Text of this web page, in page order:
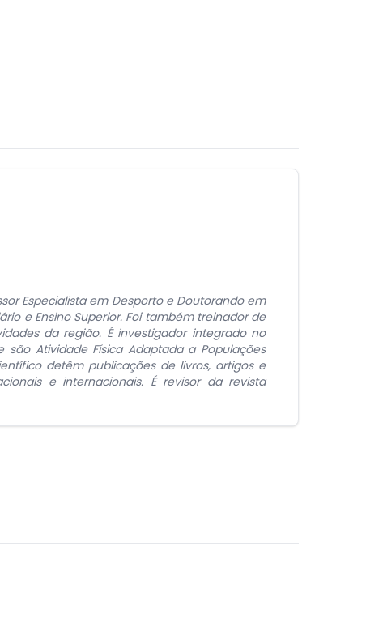
Especialista em Desporto e Doutorando em
e Ensino Superior. Foi também treinador de
da região. É investigador integrado no
Atividade Física Adaptada a Populações
detêm publicações de livros, artigos e
e internacionais. É revisor da revista